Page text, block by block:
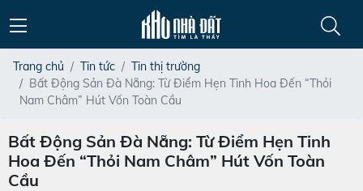
Trang chủ Tin tức
Tin thị trường
Bất Động Sản Đà Nẵng: Từ Điểm Hẹn Tinh Hoa Đến “Thỏi
Nam Châm” Hút Vốn Toàn Cầu
Bất Động Sản Đà Nẵng: Từ Điểm Hẹn Tinh
Hoa Đến “Thỏi Nam Châm” Hút Vốn Toàn
Cầu